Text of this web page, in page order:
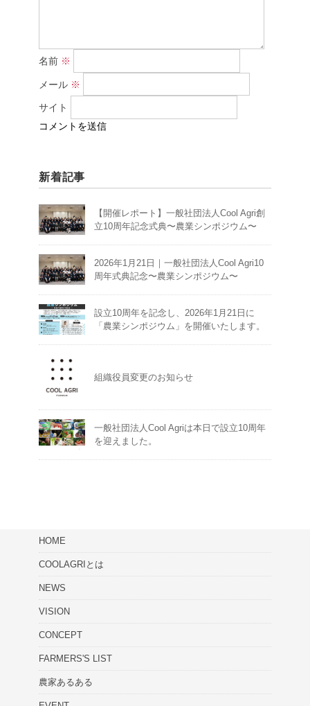
名前 ※
メール ※
サイト
新着記事
【開催レポート】一般社団法人Cool Agri創
立10周年記念式典〜農業シンポジウム〜
2026年1月21日｜一般社団法人Cool Agri10
周年式典記念〜農業シンポジウム〜
設立10周年を記念し、2026年1月21日に
「農業シンポジウム」を開催いたします。
組織役員変更のお知らせ
一般社団法人Cool Agriは本日で設立10周年
を迎えました。
HOME
COOLAGRIとは
NEWS
VISION
CONCEPT
FARMERS'S LIST
農家あるある